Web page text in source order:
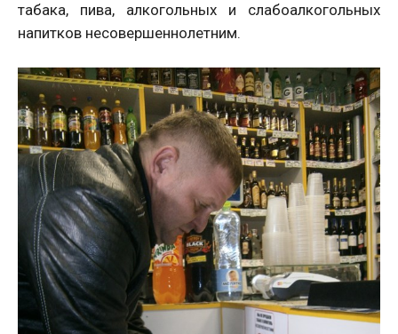
табака, пива, алкогольных и слабоалкогольных
напитков несовершеннолетним.